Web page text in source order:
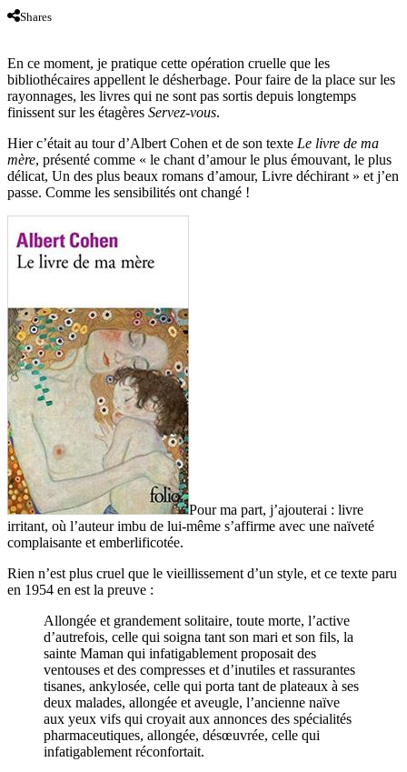
Shares
En ce moment, je pratique cette opération cruelle que les
bibliothécaires appellent le désherbage. Pour faire de la place sur les
rayonnages, les livres qui ne sont pas sortis depuis longtemps
finissent sur les étagères Servez-vous.
Hier c’était au tour d’Albert Cohen et de son texte Le livre de ma
mère, présenté comme « le chant d’amour le plus émouvant, le plus
délicat, Un des plus beaux romans d’amour, Livre déchirant » et j’en
passe. Comme les sensibilités ont changé !
Pour ma part, j’ajouterai : livre
irritant, où l’auteur imbu de lui-même s’affirme avec une naïveté
complaisante et emberlificotée.
Rien n’est plus cruel que le vieillissement d’un style, et ce texte paru
en 1954 en est la preuve :
Allongée et grandement solitaire, toute morte, l’active
d’autrefois, celle qui soigna tant son mari et son fils, la
sainte Maman qui infatigablement proposait des
ventouses et des compresses et d’inutiles et rassurantes
tisanes, ankylosée, celle qui porta tant de plateaux à ses
deux malades, allongée et aveugle, l’ancienne naïve
aux yeux vifs qui croyait aux annonces des spécialités
pharmaceutiques, allongée, désœuvrée, celle qui
infatigablement réconfortait.